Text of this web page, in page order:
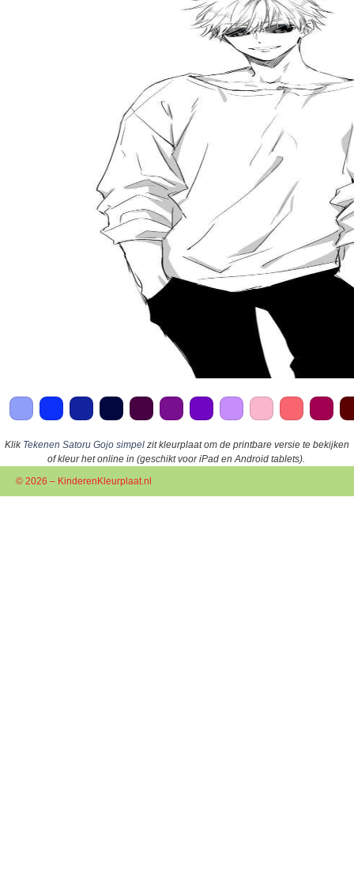
Klik Tekenen Satoru Gojo simpel zit kleurplaat om de printbare versie te bekijken
of kleur het online in (geschikt voor iPad en Android tablets).
© 2026 – KinderenKleurplaat.nl